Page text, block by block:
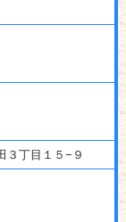
３丁目１５−９